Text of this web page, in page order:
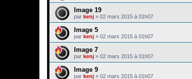
Image 19
par kenj » 02 mars 2015 à 01h07
Image 5
par kenj » 02 mars 2015 à 01h07
Image 7
par kenj » 02 mars 2015 à 01h07
Image 9
par kenj » 02 mars 2015 à 01h07